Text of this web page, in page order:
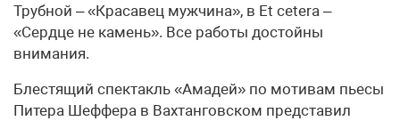
Трубной – «Красавец мужчина», в Et cetera –
«Сердце не камень». Все работы достойны
внимания.
Блестящий спектакль «Амадей» по мотивам пьесы
Питера Шеффера в Вахтанговском представил